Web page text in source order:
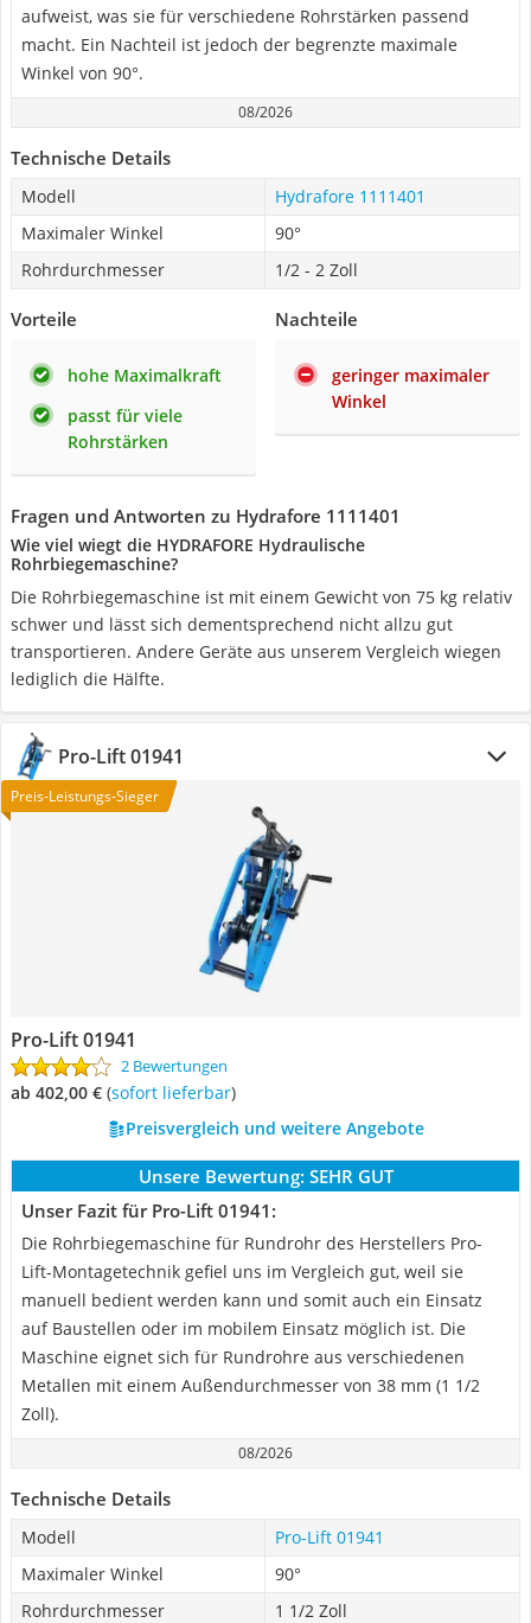
aufweist, was sie für verschiedene Rohrstärken passend
macht. Ein Nachteil ist jedoch der begrenzte maximale
Winkel von 90°.
08/2026
Technische Details
Modell
Hydrafore 1111401
Maximaler Winkel
90°
Rohrdurchmesser
1/2 - 2 Zoll
Vorteile
hohe Maximalkraft
passt für viele
Rohrstärken
Nachteile
geringer maximaler
Winkel
Fragen und Antworten zu Hydrafore 1111401
Wie viel wiegt die HYDRAFORE Hydraulische
Rohrbiegemaschine?
Die Rohrbiegemaschine ist mit einem Gewicht von 75 kg relativ
schwer und lässt sich dementsprechend nicht allzu gut
transportieren. Andere Geräte aus unserem Vergleich wiegen
lediglich die Hälfte.
Pro-Lift 01941
Preis-Leistungs-Sieger
Pro-Lift 01941
2 Bewertungen
ab 402,00 € ( Sofort lieferbar)
Preisvergleich und weitere Angebote
Unsere Bewertung: SEHR GUT
Unser Fazit für Pro-Lift 01941:
Die Rohrbiegemaschine für Rundrohr des Herstellers Pro-
Lift-Montagetechnik gefiel uns im Vergleich gut, weil sie
manuell bedient werden kann und somit auch ein Einsatz
auf Baustellen oder im mobilem Einsatz möglich ist. Die
Maschine eignet sich für Rundrohre aus verschiedenen
Metallen mit einem Außendurchmesser von 38 mm (1 1/2
Zoll).
08/2026
Technische Details
Modell
Pro-Lift 01941
Maximaler Winkel
90°
Rohrdurchmesser
1 1/2 Zoll